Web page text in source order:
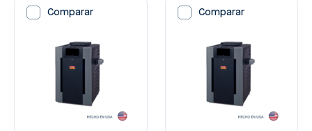
Comparar Comparar